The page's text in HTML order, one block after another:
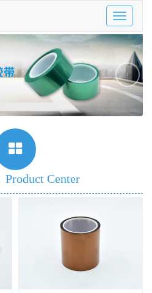
Toggle
›
Product Center